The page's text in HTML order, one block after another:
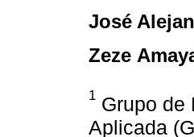
José
Zeze
1 Grupo de
Aplicada